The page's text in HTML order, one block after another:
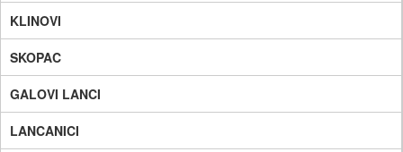
KLINOVI
SKOPAC
GALOVI LANCI
LANCANICI